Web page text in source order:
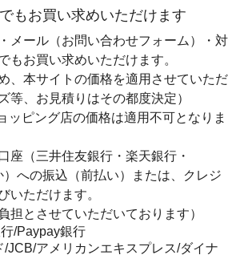
もお買い求めいただけます
メール（お問い合わせフォーム）・対
もお買い求めいただけます。
、本サイトの価格を適用 させていただ
等、お見積りはその都度決定）
ッピング店の価格は適用不可となりま
座（三井住友銀行・楽天銀行・
への振込（前払い）または、クレジ
いただけます。
担とさせていただいております）